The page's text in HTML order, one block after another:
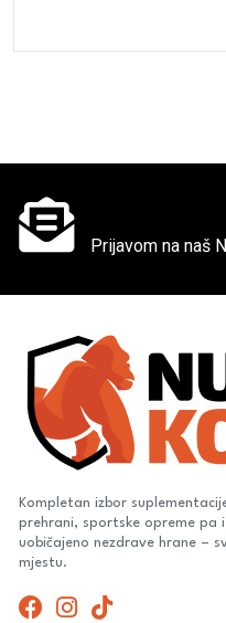
Prijavom na naš
Kompletan izbor
prehrani, sportske opreme pa
uobičajeno nezdrave hrane –
mjestu.